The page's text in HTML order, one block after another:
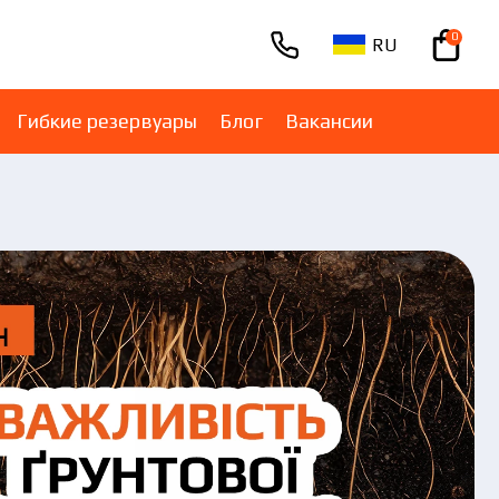
+380670001005
RU 0
Гибкие резервуары Блог Вакансии